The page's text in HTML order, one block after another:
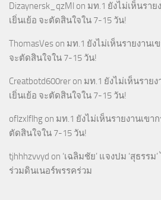
Dizaynersk_qzMl on มท.1 ยังไม่เห็นราย
เยิ่นเย้อ จะตัดสินใจใน 7-15 วัน!
ThomasVes on มท.1 ยังไม่เห็นรายงานเ
จะตัดสินใจใน 7-15 วัน!
Creatbotd600rer on มท.1 ยังไม่เห็นราย
เยิ่นเย้อ จะตัดสินใจใน 7-15 วัน!
oflzxlflhg on มท.1 ยังไม่เห็นรายงานเขา
ตัดสินใจใน 7-15 วัน!
tjhhhzvvyd on ‘เฉลิมชัย’ แจงปม ‘สุธรร
ร่วมดินเนอร์พรรคร่วม